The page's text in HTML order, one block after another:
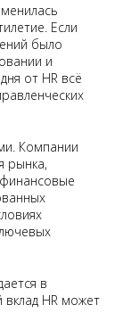
Если
было
и
от HR всё
Компании
рынка,
в
вклад HR может